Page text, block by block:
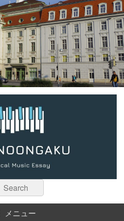
検
索
メニュー